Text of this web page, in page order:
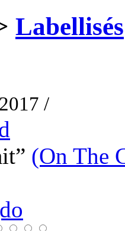
Labellisés
/
(On The